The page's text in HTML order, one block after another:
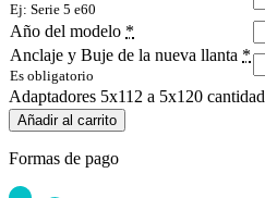
Ej: Serie 5 e60
Año del modelo *
Anclaje y Buje de la nueva llanta *
Es obligatorio
Adaptadores 5x112 a 5x120 cantidad
Añadir al carrito
Formas de pago